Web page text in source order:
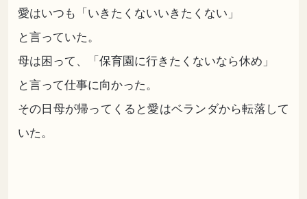
愛はいつも「いきたくないいきたくない」
と言っていた。
母は困って、「保育園に行きたくないなら休め」
と言って仕事に向かった。
その日母が帰ってくると愛はベランダから転落して
いた。